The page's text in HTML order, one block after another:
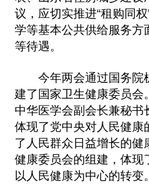
议，应切实推进“租购同
学等基本公共供给服务方
等待遇。
今年两会通过国务院
建了国家卫生健康委员会
中华医学会副会长兼秘书
体现了党中央对人民健康
了人民群众日益增长的健
健康委员会的组建，体现
以人民健康为中心的转变